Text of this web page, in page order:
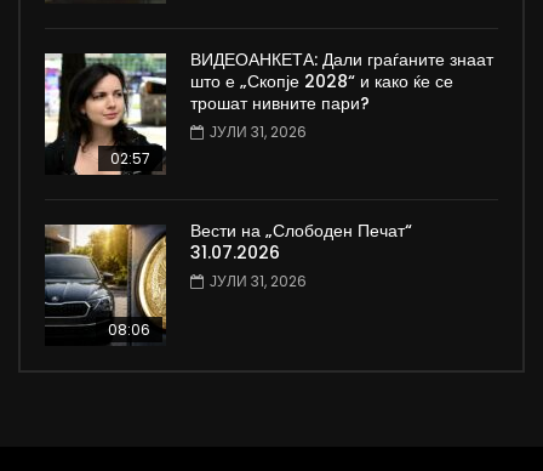
02:57
ВИДЕОАНКЕТА: Дали граѓаните знаат
што е „Скопје 2028“ и како ќе се
трошат нивните пари?
ЈУЛИ 31, 2026
08:06
Вести на „Слободен Печат“
31.07.2026
ЈУЛИ 31, 2026